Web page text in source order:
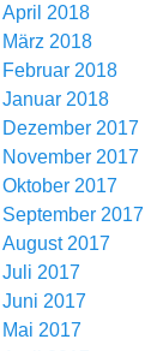
April 2018
März 2018
Februar 2018
Januar 2018
Dezember 2017
November 2017
Oktober 2017
September 2017
August 2017
Juli 2017
Juni 2017
Mai 2017